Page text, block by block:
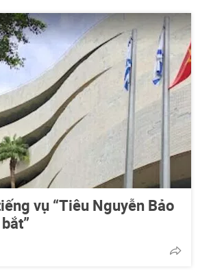
vụ “Tiêu Nguyễn Bảo